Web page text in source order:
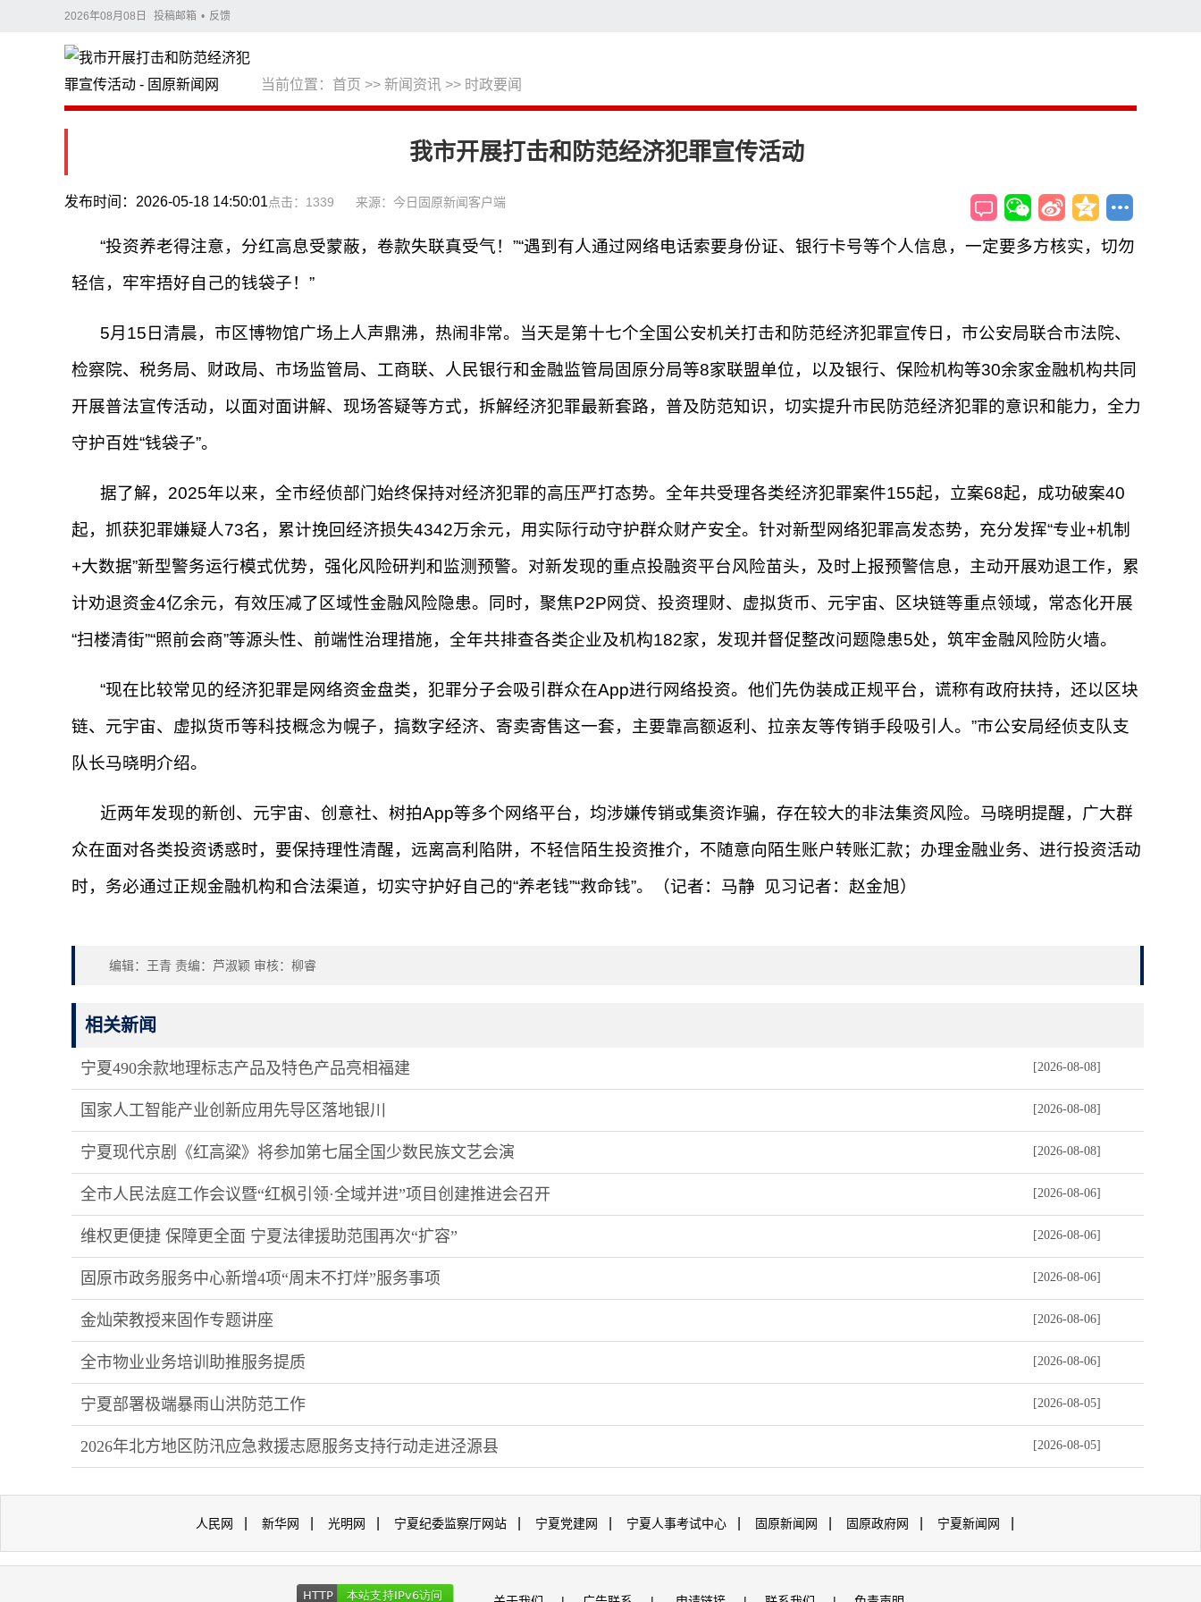
2026年08月08日 投稿邮箱 • 反馈
当前位置： 首页 >> 新闻资讯 >> 时政要闻
搜索
搜索
我市开展打击和防范经济犯罪宣传活动
点击：1339
发布时间：2026-05-18 14:50:01 来源：今日固原新闻客户端
“投资养老得注意，分红高息受蒙蔽，卷款失联真受气！”“遇到有人通过网络电话索要身份证、银行卡号等个人信息，一定要多方核实，切勿
轻信，牢牢捂好自己的钱袋子！”
5月15日清晨，市区博物馆广场上人声鼎沸，热闹非常。当天是第十七个全国公安机关打击和防范经济犯罪宣传日，市公安局联合市法院、
检察院、税务局、财政局、市场监管局、工商联、人民银行和金融监管局固原分局等8家联盟单位，以及银行、保险机构等30余家金融机构共同
开展普法宣传活动，以面对面讲解、现场答疑等方式，拆解经济犯罪最新套路，普及防范知识，切实提升市民防范经济犯罪的意识和能力，全力
守护百姓“钱袋子”。
据了解，2025年以来，全市经侦部门始终保持对经济犯罪的高压严打态势。全年共受理各类经济犯罪案件155起，立案68起，成功破案40
起，抓获犯罪嫌疑人73名，累计挽回经济损失4342万余元，用实际行动守护群众财产安全。针对新型网络犯罪高发态势，充分发挥“专业+机制
+大数据”新型警务运行模式优势，强化风险研判和监测预警。对新发现的重点投融资平台风险苗头，及时上报预警信息，主动开展劝退工作，累
计劝退资金4亿余元，有效压减了区域性金融风险隐患。同时，聚焦P2P网贷、投资理财、虚拟货币、元宇宙、区块链等重点领域，常态化开展
“扫楼清街”“照前会商”等源头性、前端性治理措施，全年共排查各类企业及机构182家，发现并督促整改问题隐患5处，筑牢金融风险防火墙。
“现在比较常见的经济犯罪是网络资金盘类，犯罪分子会吸引群众在App进行网络投资。他们先伪装成正规平台，谎称有政府扶持，还以区块
链、元宇宙、虚拟货币等科技概念为幌子，搞数字经济、寄卖寄售这一套，主要靠高额返利、拉亲友等传销手段吸引人。”市公安局经侦支队支
队长马晓明介绍。
近两年发现的新创、元宇宙、创意社、树拍App等多个网络平台，均涉嫌传销或集资诈骗，存在较大的非法集资风险。马晓明提醒，广大群
众在面对各类投资诱惑时，要保持理性清醒，远离高利陷阱，不轻信陌生投资推介，不随意向陌生账户转账汇款；办理金融业务、进行投资活动
时，务必通过正规金融机构和合法渠道，切实守护好自己的“养老钱”“救命钱”。（记者：马静 见习记者：赵金旭）
编辑：王青 责编：芦淑颖 审核：柳睿
相关新闻
宁夏490余款地理标志产品及特色产品亮相福建 [2026-08-08]
国家人工智能产业创新应用先导区落地银川 [2026-08-08]
宁夏现代京剧《红高粱》将参加第七届全国少数民族文艺会演 [2026-08-08]
全市人民法庭工作会议暨“红枫引领·全域并进”项目创建推进会召开 [2026-08-06]
维权更便捷 保障更全面 宁夏法律援助范围再次“扩容” [2026-08-06]
固原市政务服务中心新增4项“周末不打烊”服务事项 [2026-08-06]
金灿荣教授来固作专题讲座 [2026-08-06]
全市物业业务培训助推服务提质 [2026-08-06]
宁夏部署极端暴雨山洪防范工作 [2026-08-05]
2026年北方地区防汛应急救援志愿服务支持行动走进泾源县 [2026-08-05]
人民网 新华网 光明网 宁夏纪委监察厅网站 宁夏党建网 宁夏人事考试中心 固原新闻网 固原政府网 宁夏新闻网